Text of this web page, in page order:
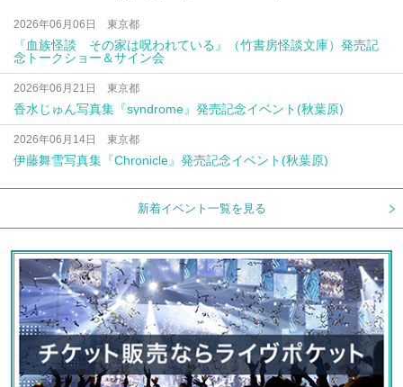
2026年06月06日 東京都
『血族怪談 その家は呪われている』（竹書房怪談文庫）発売記
念トークショー＆サイン会
2026年06月21日 東京都
香水じゅん写真集『syndrome』発売記念イベント(秋葉原)
2026年06月14日 東京都
伊藤舞雪写真集『Chronicle』発売記念イベント(秋葉原)
新着イベント一覧を見る